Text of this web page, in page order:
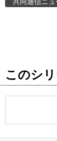
東京
このシ